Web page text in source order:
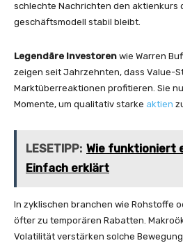
schlechte Nachrichten den aktienkurs
geschäftsmodell stabil bleibt.
Legendäre Investoren wie Warren
zeigen seit Jahrzehnten, dass Value-
Marktüberreaktionen profitieren. Sie
Momente, um qualitativ starke aktien
LESETIPP: Wie funktioniert
Einfach erklärt
In zyklischen branchen wie Rohstoffe
öfter zu temporären Rabatten.
Volatilität verstärken solche